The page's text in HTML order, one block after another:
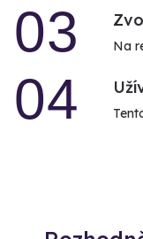
03 Na
04